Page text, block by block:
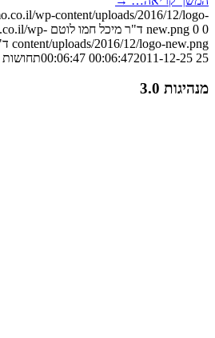
wp-content/uploads/2016/12/logo-
new.png 0 0 ד"ר מיכל חמו לוטם wp-
content/uploads/2016/12/logo-new.png
25 00:06:47
2011-12-25 00:06:47 תחושות
מנהיגות 3.0